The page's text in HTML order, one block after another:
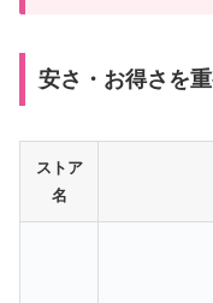
安さ・お得さを
ストア
名